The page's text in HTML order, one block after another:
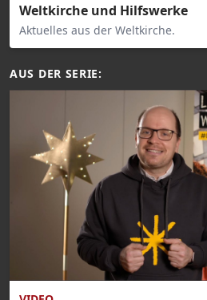
Weltkirche und Hilfswerke
Aktuelles aus der Weltkirche.
AUS DER SERIE: